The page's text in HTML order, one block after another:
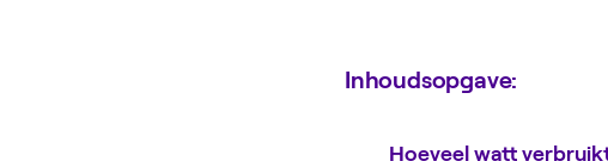
Inhoudsopgave:
Hoeveel watt